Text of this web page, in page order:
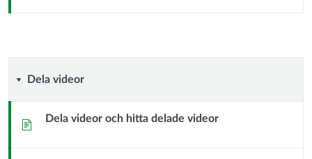
Dela
videor
Dela videor
Sida Dela videor och hitta delade videor